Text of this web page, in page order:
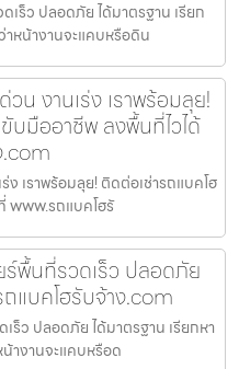
ร็ว ปลอดภัย ได้มาตรฐาน เรียก
หน้างานจะแคบหรือดิน
น งานเร่ง เราพร้อมลุย!
บมืออาชีพ ลงพื้นที่ไวได้
เราพร้อมลุย! ติดต่อเช่ารถแบคโฮ
www.รถแบคโฮรั
พื้นที่รวดเร็ว ปลอดภัย
แบคโฮรับจ้าง.com
ร็ว ปลอดภัย ได้มาตรฐาน เรียกหา
างานจะแคบหรือด